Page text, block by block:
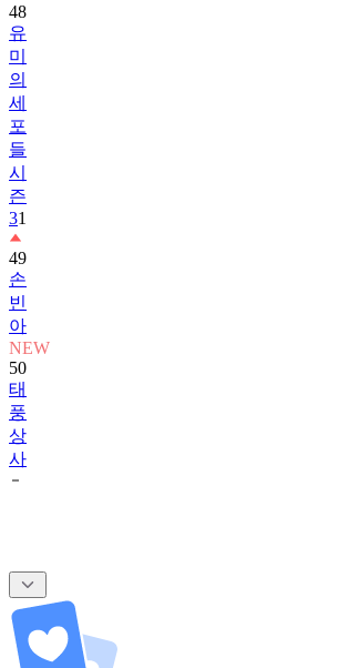
48
유
미
의
세
포
들
시
즌
31
49
손
빈
아
NEW
50
태
풍
상
사